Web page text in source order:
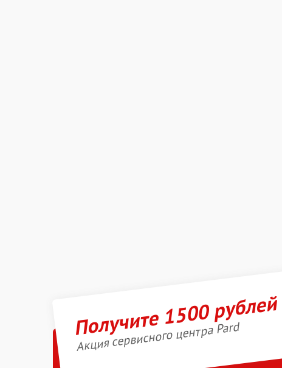
Получите 1500
Акция сервисного центра Pard